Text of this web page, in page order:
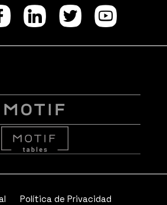
Política de Privacidad